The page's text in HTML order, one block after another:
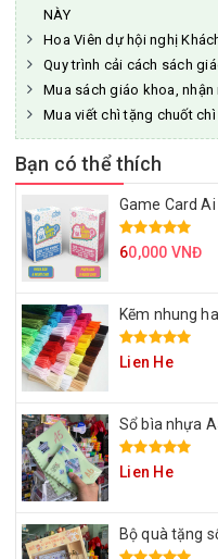
NÀY
Hoa Viên dự hội nghị
Quy trình cải cách sách
Mua sách giáo khoa, nhận
Mua viết chì tặng chuốt chì
Bạn có thể thích
Game Card Ai
60,000 VNĐ
Kẽm nhung
Lien He
Sổ bìa nhựa
Lien He
Bộ quà tặng